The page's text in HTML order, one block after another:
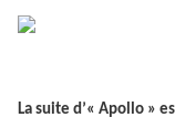
La suite d’« Apollo »